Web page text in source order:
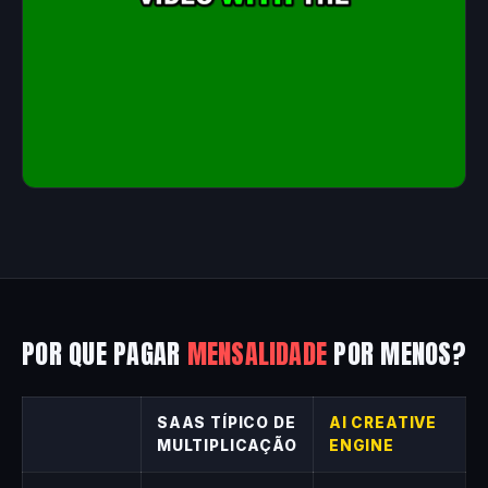
POR QUE PAGAR MENSALIDADEPOR MENOS?
SAAS TÍPICO DE
MULTIPLICAÇÃO
AI CREATIVE
ENGINE